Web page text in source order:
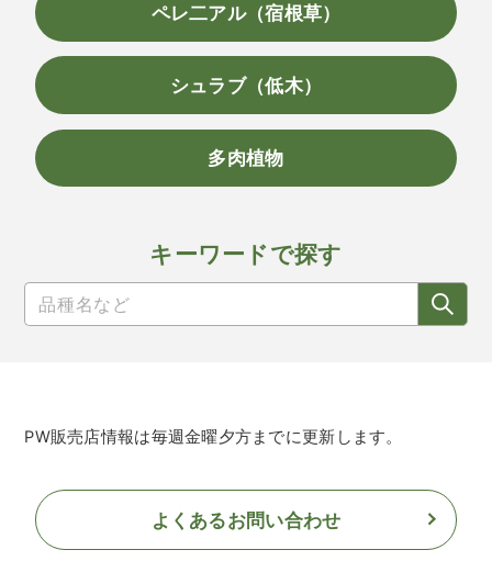
ペレ二アル（宿根草）
シュラブ（低木）
多肉植物
キーワードで探す
PW販売店情報は毎週金曜夕方までに更新します。
よくあるお問い合わせ